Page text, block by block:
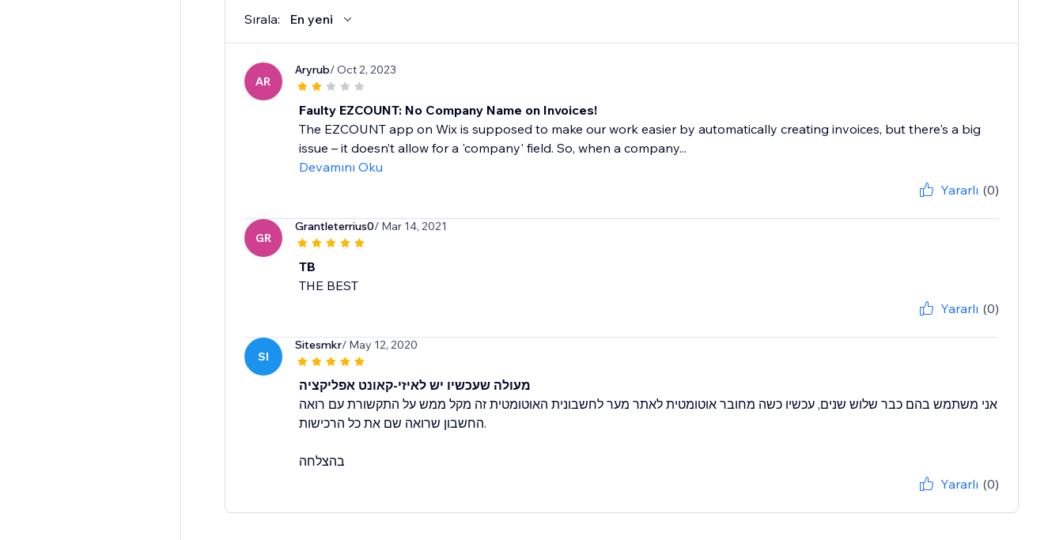
Sırala: En yeni
AR
Aryrub/ Oct 2, 2023
Faulty EZCOUNT: No Company Name on Invoices!
The EZCOUNT app on Wix is supposed to make our work easier by automatically creating invoices, but there's a big
issue – it doesn’t allow for a 'company' field. So, when a company...
Devamını Oku
Yararlı (0)
GR
Grantleterrius0/ Mar 14, 2021
TB
THE BEST
Yararlı (0)
SI
Sitesmkr/ May 12, 2020
מעולה שעכשיו יש לאיזי-קאונט אפליקציה
אני משתמש בהם כבר שלוש שנים, עכשיו כשה מחובר אוטומטית לאתר מער לחשבונית האוטומטית זה מקל ממש על התקשורת עם רואה
החשבון שרואה שם את כל הרכישות.
בהצלחה
Yararlı (0)